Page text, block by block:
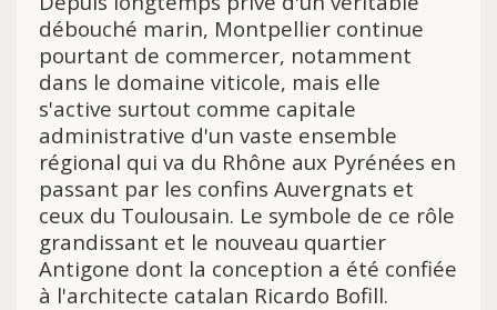
débouché marin, Montpellier continue
pourtant de commercer, notamment
dans le domaine viticole, mais elle
s'active surtout comme capitale
administrative d'un vaste ensemble
régional qui va du Rhône aux Pyrénées en
passant par les confins Auvergnats et
ceux du Toulousain. Le symbole de ce rôle
grandissant et le nouveau quartier
Antigone dont la conception a été confiée
à l'architecte catalan Ricardo Bofill.